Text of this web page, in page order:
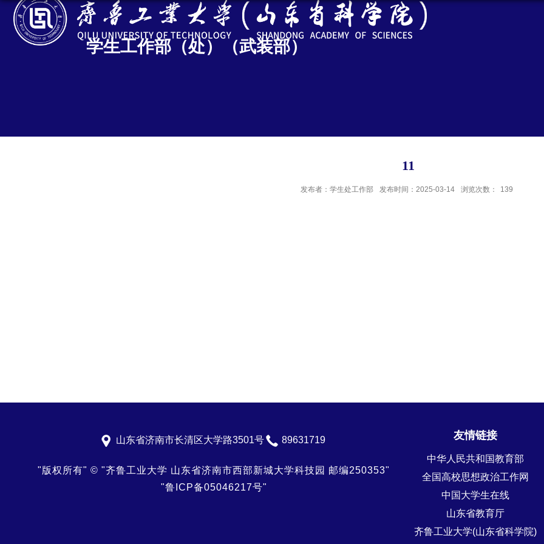
学生工作部（处）（武装部）
11
发布者：学生处工作部 发布时间：2025-03-14 浏览次数： 139
山东省济南市长清区大学路3501号 89631719
"版权所有" © "齐鲁工业大学 山东省济南市西部新城大学科技园 邮编250353"
"鲁ICP备05046217号"
友情链接
中华人民共和国教育部
全国高校思想政治工作网
中国大学生在线
山东省教育厅
齐鲁工业大学(山东省科学院)